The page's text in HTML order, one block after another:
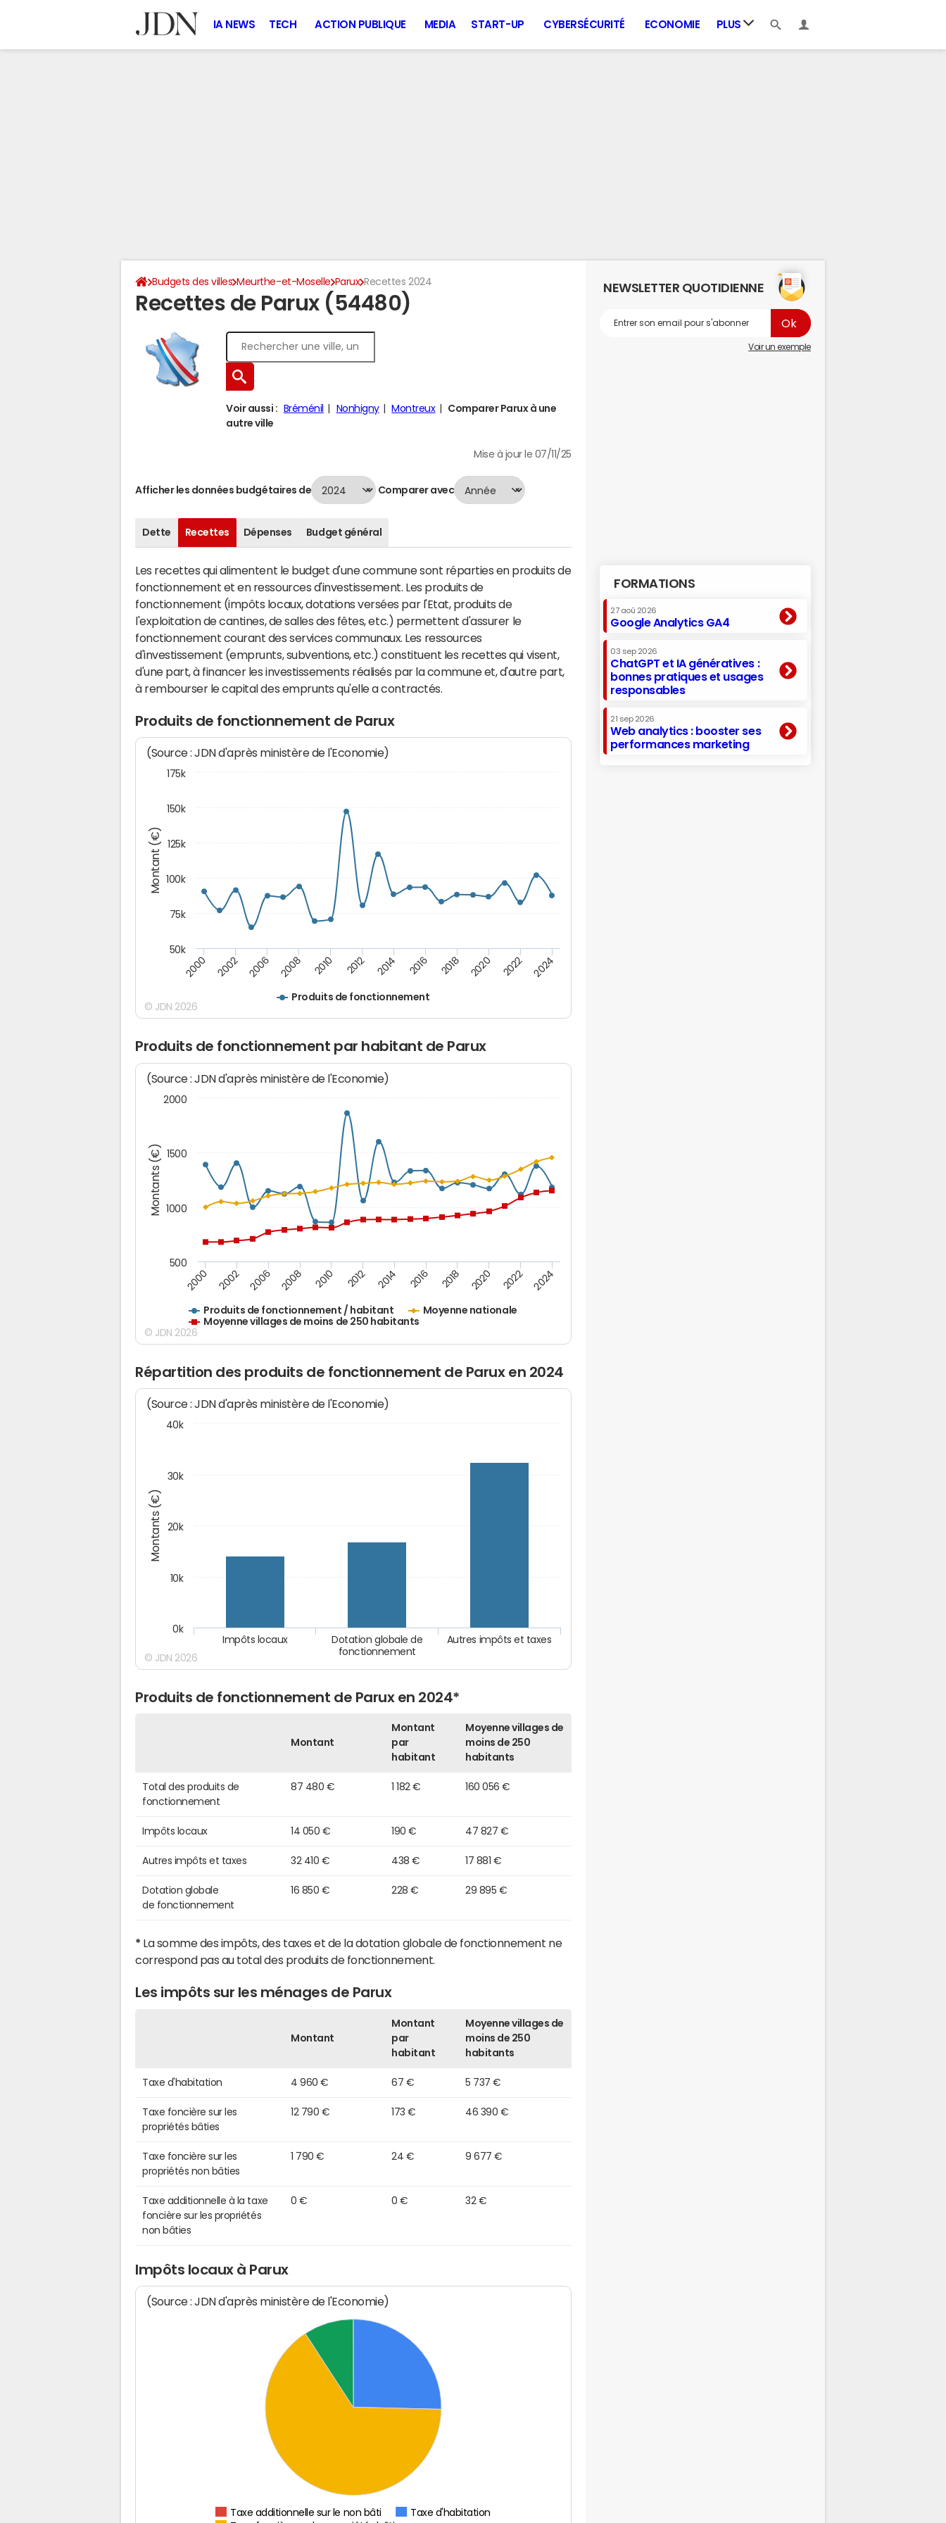
IA NEWS TECH ACTION PUBLIQUE MEDIA START-UP CYBERSÉCURITÉ ECONOMIE PLUS
Budgets des villes Meurthe-et-Moselle Parux Recettes 2024
Recettes de Parux (54480)
Voir aussi : Bréménil Nonhigny Montreux
Comparer Parux à une
autre ville
Mise à jour le 07/11/25
Afficher les données budgétaires de Comparer avec
Dette Recettes Dépenses Budget général
Les recettes qui alimentent le budget d'une commune sont réparties en produits de
fonctionnement et en ressources d'investissement. Les produits de
fonctionnement (impôts locaux, dotations versées par l'Etat, produits de
l'exploitation de cantines, de salles des fêtes, etc.) permettent d'assurer le
fonctionnement courant des services communaux. Les ressources
d'investissement (emprunts, subventions, etc.) constituent les recettes qui visent,
d'une part, à financer les investissements réalisés par la commune et, d'autre part,
à rembourser le capital des emprunts qu'elle a contractés.
Produits de fonctionnement de Parux
Montant (€)
(Source : JDN d'après ministère de l'Economie)
Produits de fonctionnement
2000 2002 2006 2008 2010 2012 2014 2016 2018 2020 2022 2024
50k
75k
100k
125k
150k
175k
© JDN 2026
Produits de fonctionnement par habitant de Parux
Montants (€)
(Source : JDN d'après ministère de l'Economie)
Produits de fonctionnement / habitant
Moyenne nationale
Moyenne villages de moins de 250 habitants
2000 2002 2006 2008 2010 2012 2014 2016 2018 2020 2022 2024
500
1000
1500
2000
© JDN 2026
Répartition des produits de fonctionnement de Parux en 2024
Montants (€)
(Source : JDN d'après ministère de l'Economie)
Autres impôts et taxes
Dotation globale de
fonctionnement
Impôts locaux
0k
10k
20k
30k
40k
© JDN 2026
Produits de fonctionnement de Parux en 2024*
Montant
Montant
par
habitant
Moyenne villages de
moins de 250
habitants
Total des produits de
fonctionnement
87 480 € 1 182 € 160 056 €
Impôts locaux 14 050 € 190 € 47 827 €
Autres impôts et taxes 32 410 € 438 € 17 881 €
Dotation globale
de fonctionnement
16 850 € 228 € 29 895 €
* La somme des impôts, des taxes et de la dotation globale de fonctionnement ne
correspond pas au total des produits de fonctionnement.
Les impôts sur les ménages de Parux
Montant
Montant
par
habitant
Moyenne villages de
moins de 250
habitants
Taxe d'habitation 4 960 € 67 € 5 737 €
Taxe foncière sur les
propriétés bâties
12 790 € 173 € 46 390 €
Taxe foncière sur les
propriétés non bâties
1 790 € 24 € 9 677 €
Taxe additionnelle à la taxe
foncière sur les propriétés
non bâties
0 € 0 € 32 €
Impôts locaux à Parux
(Source : JDN d'après ministère de l'Economie)
Taxe additionnelle sur le non bâti Taxe d'habitation
NEWSLETTER QUOTIDIENNE
Voir un exemple
FORMATIONS
27 aoû 2026
Google Analytics GA4
03 sep 2026
ChatGPT et IA génératives :
bonnes pratiques et usages
responsables
21 sep 2026
Web analytics : booster ses
performances marketing